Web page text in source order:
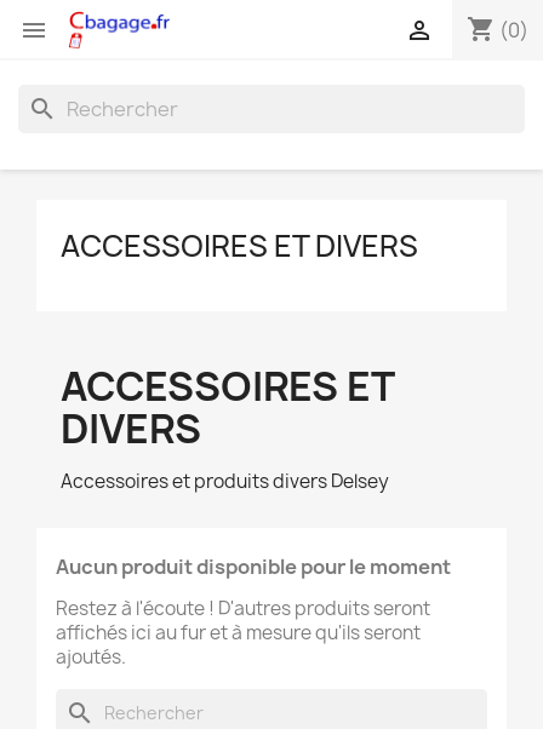
 shopping_cart (0)

search
ACCESSOIRES ET DIVERS
ACCESSOIRES ET
DIVERS
Accessoires et produits divers Delsey
Aucun produit disponible pour le moment
Restez à l'écoute ! D'autres produits seront
affichés ici au fur et à mesure qu'ils seront
ajoutés.
search